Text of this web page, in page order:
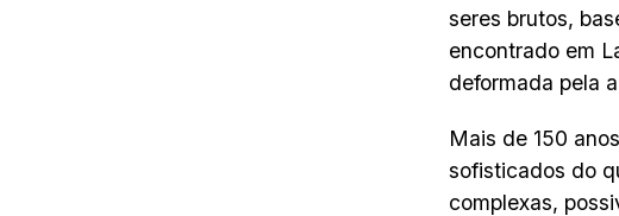
seres brutos,
encontrado em
deformada pela
Mais de 150
sofisticados do
complexas,